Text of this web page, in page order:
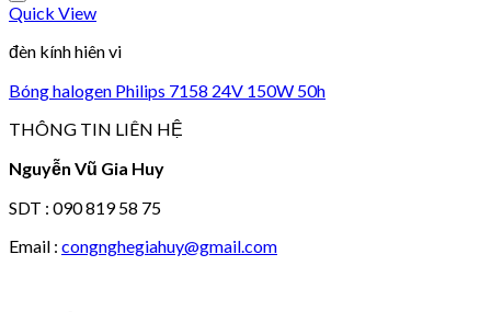
Quick View
đèn kính hiên vi
Bóng halogen Philips 7158 24V 150W 50h
THÔNG TIN LIÊN HỆ
Nguyễn Vũ Gia Huy
SDT : 090 819 58 75
Email : congnghegiahuy@gmail.com